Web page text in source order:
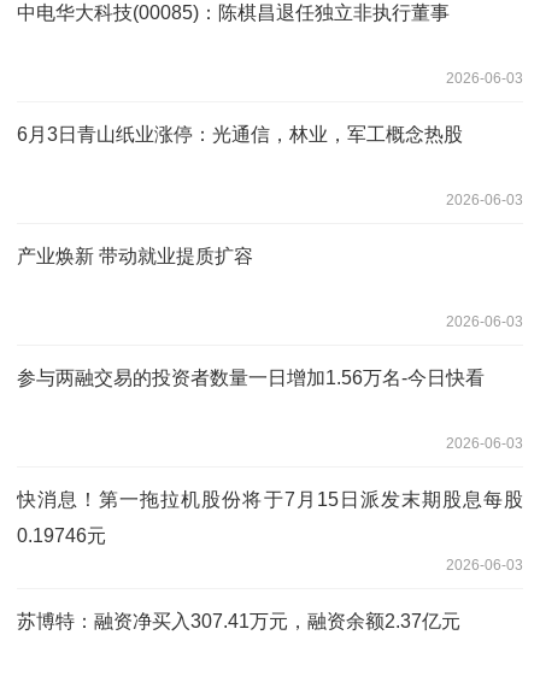
中电华大科技(00085)：陈棋昌退任独立非执行董事
2026-06-03
6月3日青山纸业涨停：光通信，林业，军工概念热股
2026-06-03
产业焕新 带动就业提质扩容
2026-06-03
参与两融交易的投资者数量一日增加1.56万名-今日快看
2026-06-03
快消息！第一拖拉机股份将于7月15日派发末期股息每股
0.19746元
2026-06-03
苏博特：融资净买入307.41万元，融资余额2.37亿元